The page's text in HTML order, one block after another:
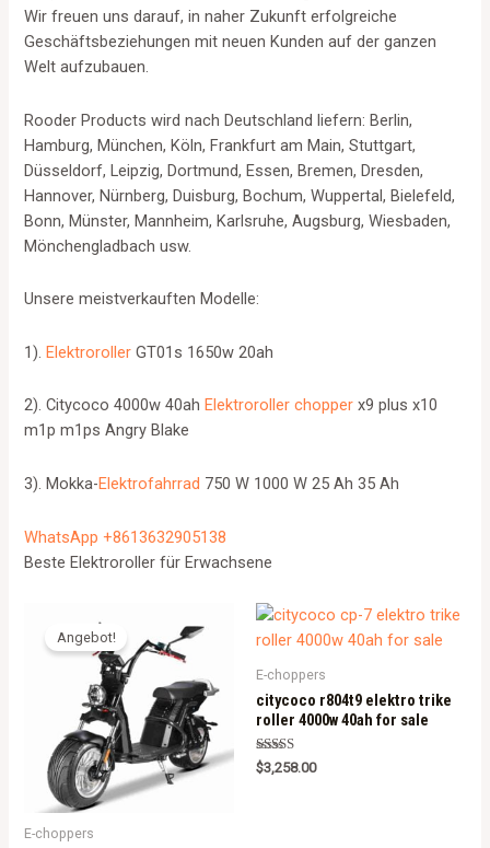
Wir freuen uns darauf, in naher Zukunft erfolgreiche
Geschäftsbeziehungen mit neuen Kunden auf der ganzen
Welt aufzubauen.
Rooder Products wird nach Deutschland liefern: Berlin,
Hamburg, München, Köln, Frankfurt am Main, Stuttgart,
Düsseldorf, Leipzig, Dortmund, Essen, Bremen, Dresden,
Hannover, Nürnberg, Duisburg, Bochum, Wuppertal, Bielefeld,
Bonn, Münster, Mannheim, Karlsruhe, Augsburg, Wiesbaden,
Mönchengladbach usw.
Unsere meistverkauften Modelle:
1).Elektroroller GT01s 1650w 20ah
2). Citycoco 4000w 40ah Elektroroller chopper x9 plus x10
m1p m1ps Angry Blake
3). Mokka-Elektrofahrrad 750 W 1000 W 25 Ah 35 Ah
WhatsApp +8613632905138
Beste Elektroroller für Erwachsene
Angebot!
E-choppers
E-choppers
citycoco r804t9 elektro trike
roller 4000w 40ah for sale
Rated
5.00
$3,258.00